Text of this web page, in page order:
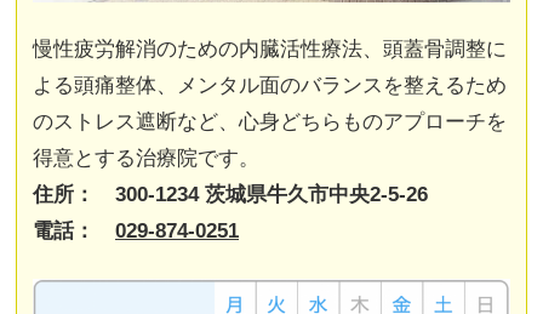
慢性疲労解消のための内臓活性療法、頭蓋骨調整に
よる頭痛整体、メンタル面のバランスを整えるため
のストレス遮断など、心身どちらものアプローチを
得意とする治療院です。
住所： 300-1234 茨城県牛久市中央2-5-26
電話：029-874-0251